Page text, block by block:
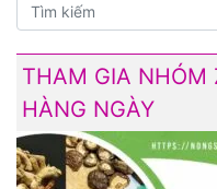
THAM GIA NHÓM
HÀNG NGÀY